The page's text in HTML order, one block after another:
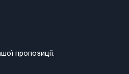
пропозиції.